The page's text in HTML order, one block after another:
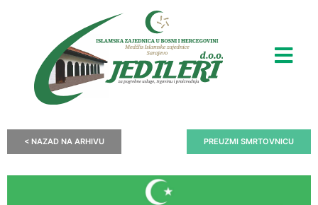
< NAZAD NA ARHIVU PREUZMI SMRTOVNICU